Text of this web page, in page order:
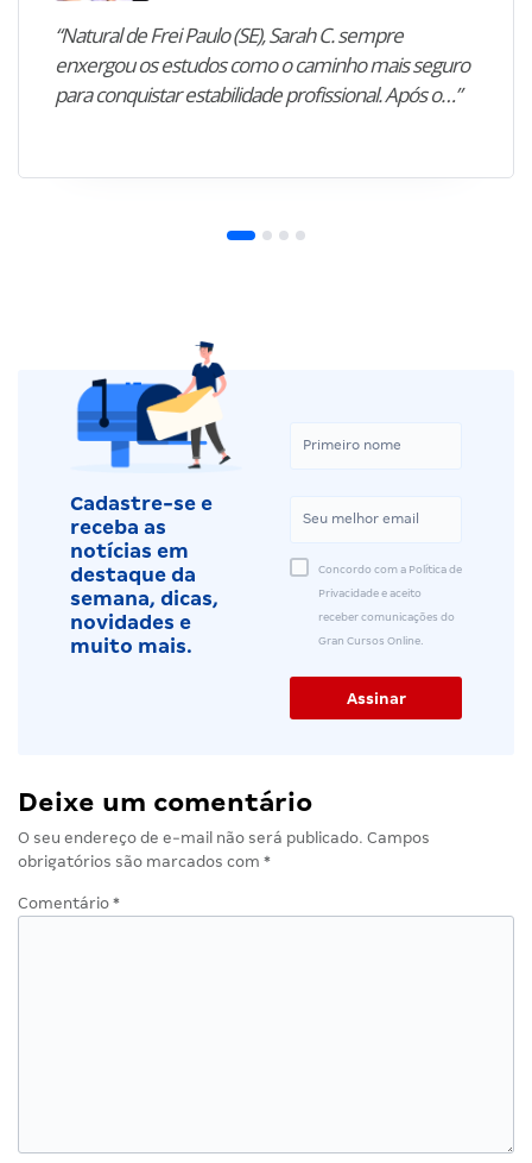
“Natural de Frei Paulo (SE), Sarah C. sempre
enxergou os estudos como o caminho mais seguro
para conquistar estabilidade profissional. Após o…”
Cadastre-se e
receba as
notícias em
destaque da
semana, dicas,
novidades e
muito mais.
Concordo com a Política de
Privacidade e aceito
receber comunicações do
Gran Cursos Online.
Deixe um comentário
O seu endereço de e-mail não será publicado. Campos
obrigatórios são marcados com *
Comentário *